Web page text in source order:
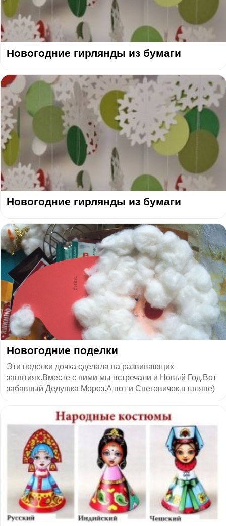
Новогодние гирлянды из бумаги
Новогодние гирлянды из бумаги
Новогодние поделки
Эти поделки дочка сделала на развивающих
занятиях.Вместе с ними мы встречали и Новый Год.Вот
забавный Дедушка Мороз.А вот и Снеговичок в шляпе)